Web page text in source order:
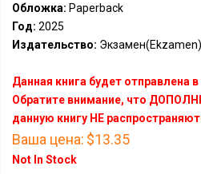
Обложка: Paperback
Год: 2025
Издательство: Экзамен(Ekzamen)
Данная книга будет отправлена
Обратите внимание, что
данную книгу НЕ
Ваша цена: $13.35
Not In Stock